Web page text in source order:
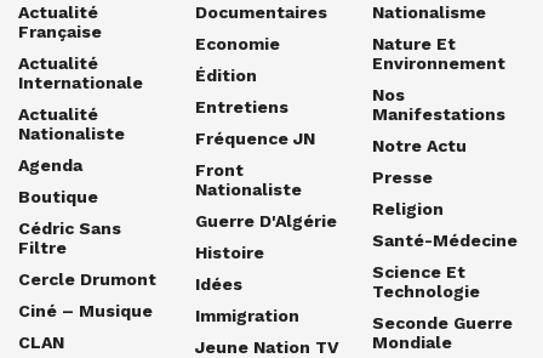
Actualité
Française
Actualité
Internationale
Actualité
Nationaliste
Agenda
Boutique
Cédric Sans
Filtre
Cercle Drumont
Ciné – Musique
CLAN
Documentaires
Economie
Édition
Entretiens
Fréquence JN
Front
Nationaliste
Guerre D'Algérie
Histoire
Idées
Immigration
Jeune Nation TV
Nationalisme
Nature Et
Environnement
Nos
Manifestations
Notre Actu
Presse
Religion
Santé-Médecine
Science Et
Technologie
Seconde Guerre
Mondiale